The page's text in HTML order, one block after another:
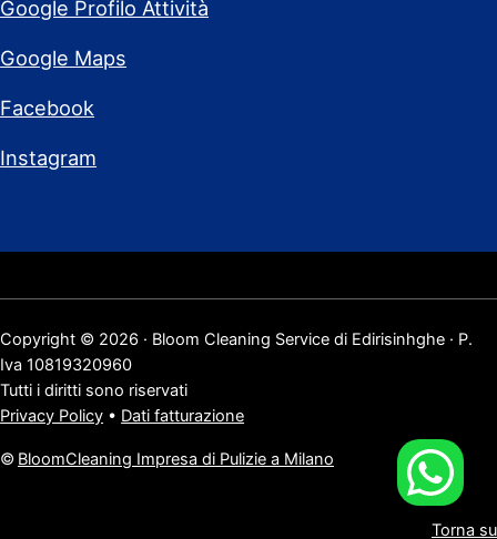
Google Profilo Attività
Google Maps
Facebook
Instagram
Copyright © 2026 · Bloom Cleaning Service di Edirisinhghe · P.
Iva 10819320960
Tutti i diritti sono riservati
Privacy Policy • Dati fatturazione
© BloomCleaning Impresa di Pulizie a Milano
Torna su